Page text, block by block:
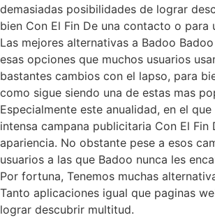
demasiadas posibilidades de lograr
bien Con El Fin De una contacto o para
Las mejores alternativas a Badoo
esas opciones que muchos usuarios
bastantes cambios con el lapso, para
como sigue siendo una de estas mas
Especialmente este anualidad, en el
intensa campana publicitaria Con El Fin
apariencia. No obstante pese a esos
usuarios a las que Badoo nunca les
Por fortuna, Tenemos muchas
Tanto aplicaciones igual que paginas
lograr descubrir multitud.